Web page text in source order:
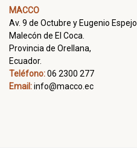
MACCO
Av. 9 de Octubre y Eugenio Espejo.
Malecón de El Coca.
Provincia de Orellana,
Ecuador.
Teléfono:06 2300 277
Email:info@macco.ec